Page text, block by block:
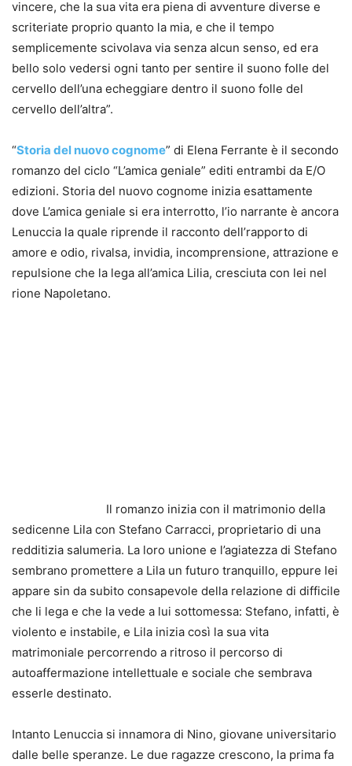
vincere, che la sua vita era piena di avventure diverse e
scriteriate proprio quanto la mia, e che il tempo
semplicemente scivolava via senza alcun senso, ed era
bello solo vedersi ogni tanto per sentire il suono folle del
cervello dell’una echeggiare dentro il suono folle del
cervello dell’altra”.
“Storia del nuovo cognome” di Elena Ferrante è il secondo
romanzo del ciclo “L’amica geniale” editi entrambi da E/O
edizioni. Storia del nuovo cognome inizia esattamente
dove L’amica geniale si era interrotto, l’io narrante è ancora
Lenuccia la quale riprende il racconto dell’rapporto di
amore e odio, rivalsa, invidia, incomprensione, attrazione e
repulsione che la lega all’amica Lilia, cresciuta con lei nel
rione Napoletano.
Il romanzo inizia con il matrimonio della
sedicenne Lila con Stefano Carracci, proprietario di una
redditizia salumeria. La loro unione e l’agiatezza di Stefano
sembrano promettere a Lila un futuro tranquillo, eppure lei
appare sin da subito consapevole della relazione di difficile
che li lega e che la vede a lui sottomessa: Stefano, infatti, è
violento e instabile, e Lila inizia così la sua vita
matrimoniale percorrendo a ritroso il percorso di
autoaffermazione intellettuale e sociale che sembrava
esserle destinato.
Intanto Lenuccia si innamora di Nino, giovane universitario
dalle belle speranze. Le due ragazze crescono, la prima fa